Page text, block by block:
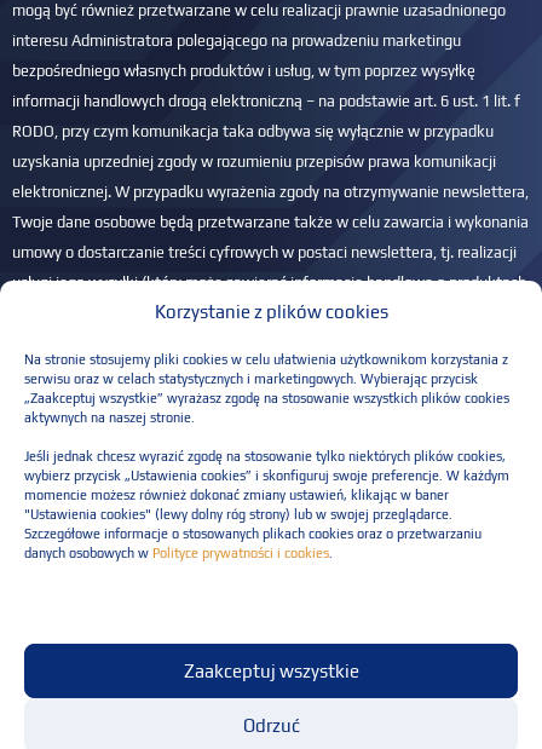
Korzystanie z plików cookies
Na stronie stosujemy pliki cookies w celu ułatwienia użytkownikom korzystania z
serwisu oraz w celach statystycznych i marketingowych. Wybierając przycisk
„Zaakceptuj wszystkie” wyrażasz zgodę na stosowanie wszystkich plików cookies
aktywnych na naszej stronie.
Jeśli jednak chcesz wyrazić zgodę na stosowanie tylko niektórych plików cookies,
wybierz przycisk „Ustawienia cookies” i skonfiguruj swoje preferencje. W każdym
momencie możesz również dokonać zmiany ustawień, klikając w baner
"Ustawienia cookies" (lewy dolny róg strony) lub w swojej przeglądarce.
Szczegółowe informacje o stosowanych plikach cookies oraz o przetwarzaniu
danych osobowych w Polityce prywatności i cookies
Zaakceptuj wszystkie
Odrzuć
mogą być również przetwarzane w celu realizacji prawnie uzasadnionego
interesu Administratora polegającego na prowadzeniu marketingu
bezpośredniego własnych produktów i usług, w tym poprzez wysyłkę
informacji handlowych drogą elektroniczną – na podstawie art. 6 ust. 1 lit. f
RODO, przy czym komunikacja taka odbywa się wyłącznie w przypadku
uzyskania uprzedniej zgody w rozumieniu przepisów prawa komunikacji
elektronicznej. W przypadku wyrażenia zgody na otrzymywanie newslettera,
Twoje dane osobowe będą przetwarzane także w celu zawarcia i wykonania
umowy o dostarczanie treści cyfrowych w postaci newslettera, tj. realizacji
usługi jego wysyłki (który może zawierać informacje handlowe o produktach
i usługach Administratora) na podany adres e-mail – na podstawie art. 6 ust.
sprostowania, usunięcia, ograniczenia przetwarzania, przenoszenia danych
oraz wniesienia sprzeciwu. Masz również prawo do wniesienia skargi do
Więcej informacji wPolityce prywatności.
Please leave this field empty.
Regulaminu świadczenia usług
© Resilia Sp. z o.o. Wszelkie prawa zastrzeżone